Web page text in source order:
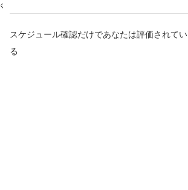
スケジュール確認だけであなたは評価されてい
る